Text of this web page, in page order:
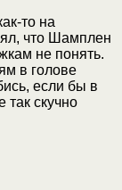
то на
что Шамплен
не понять.
в голове
если бы в
так скучно